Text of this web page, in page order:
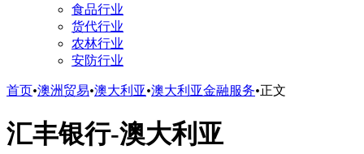
食品行业
货代行业
农林行业
安防行业
首页•澳洲贸易•澳大利亚•澳大利亚金融服务•正文
汇丰银行-澳大利亚